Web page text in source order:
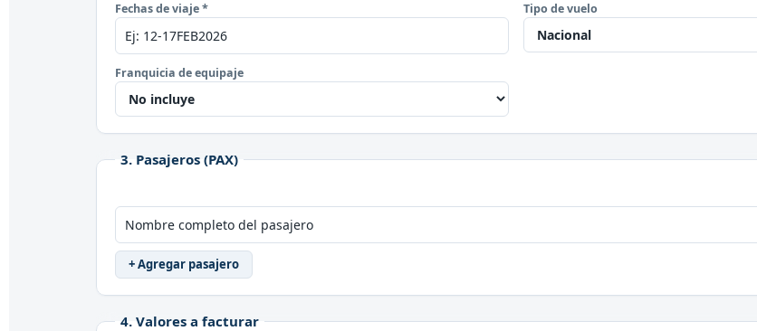
Fechas de viaje * Tipo de vuelo
Franquicia de equipaje
3. Pasajeros (PAX)
+ Agregar pasajero
4. Valores a facturar